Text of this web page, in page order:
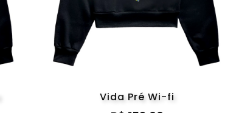
Vida Pré Wi-fi